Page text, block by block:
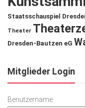
Staatsschauspiel
Theater
Dresden-Bautzen eG
Mitglieder Login
Benutzername